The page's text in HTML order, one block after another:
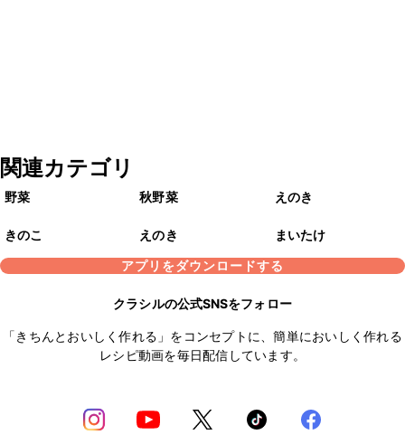
関連カテゴリ
野菜 秋野菜 えのき
きのこ えのき
まいたけ
アプリをダウンロードする
クラシルの公式SNSをフォロー
「きちんとおいしく作れる」をコンセプトに、簡単においしく作れる
レシピ動画を毎日配信しています。